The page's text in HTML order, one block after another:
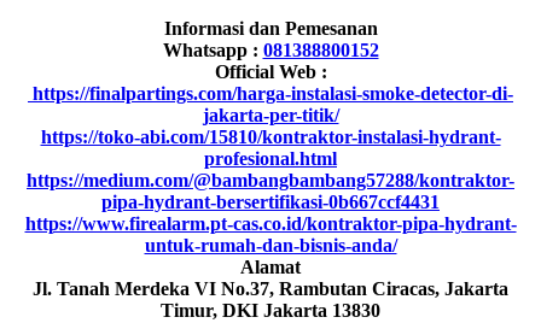
Informasi dan Pemesanan
Whatsapp : 081388800152
Official Web :
https://finalpartings.com/harga-instalasi-smoke-detector-di-
jakarta-per-titik/
https://toko-abi.com/15810/kontraktor-instalasi-hydrant-
profesional.html
https://medium.com/@bambangbambang57288/kontraktor-
pipa-hydrant-bersertifikasi-0b667ccf4431
https://www.firealarm.pt-cas.co.id/kontraktor-pipa-hydrant-
untuk-rumah-dan-bisnis-anda/
Alamat
Jl. Tanah Merdeka VI No.37, Rambutan Ciracas, Jakarta
Timur, DKI Jakarta 13830